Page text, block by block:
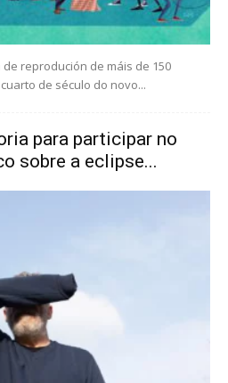
de reprodución de máis de 150
de século do novo...
para participar no
sobre a eclipse...